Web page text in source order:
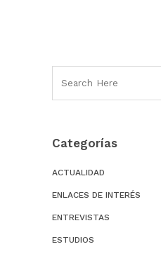
Categorías
ACTUALIDAD
ENLACES DE INTERÉS
ENTREVISTAS
ESTUDIOS